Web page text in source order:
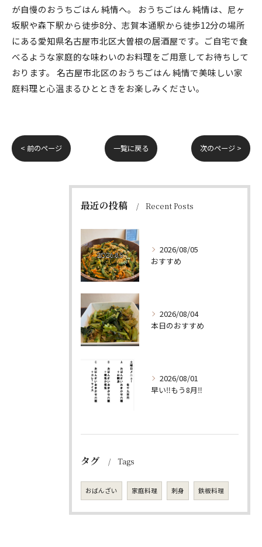
が自慢のおうちごはん 純情へ。 おうちごはん 純情は、尼ヶ
坂駅や森下駅から徒歩8分、志賀本通駅から徒歩12分の場所
にある愛知県名古屋市北区大曽根の居酒屋です。ご自宅で食
べるような家庭的な味わいのお料理をご用意してお待ちして
おります。 名古屋市北区のおうちごはん 純情で美味しい家
庭料理と心温まるひとときをお楽しみください。
< 前のページ 一覧に戻る 次のページ >
最近の投稿 Recent Posts
2026/08/05
おすすめ
2026/08/04
本日のおすすめ
2026/08/01
早い‼️もう8月‼️
タグ Tags
おばんざい 家庭料理 刺身 鉄板料理